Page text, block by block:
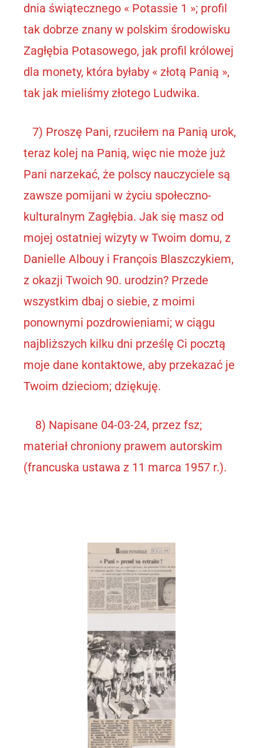
dnia świątecznego « Potassie 1 »; profil
tak dobrze znany w polskim środowisku
Zagłębia Potasowego, jak profil królowej
dla monety, która byłaby « złotą Panią »,
tak jak mieliśmy złotego Ludwika.
7) Proszę Pani, rzuciłem na Panią urok,
teraz kolej na Panią, więc nie może już
Pani narzekać, że polscy nauczyciele są
zawsze pomijani w życiu społeczno-
kulturalnym Zagłębia. Jak się masz od
mojej ostatniej wizyty w Twoim domu, z
Danielle Albouy i François Blaszczykiem,
z okazji Twoich 90. urodzin? Przede
wszystkim dbaj o siebie, z moimi
ponownymi pozdrowieniami; w ciągu
najbliższych kilku dni prześlę Ci pocztą
moje dane kontaktowe, aby przekazać je
Twoim dzieciom; dziękuję.
8) Napisane 04-03-24, przez fsz;
materiał chroniony prawem autorskim
(francuska ustawa z 11 marca 1957 r.).